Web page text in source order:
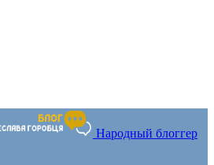
Народный блоггер